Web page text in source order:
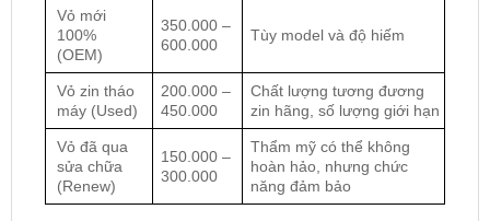
Vỏ mới
100%
(OEM)
350.000 –
600.000
Tùy model và độ hiếm
Vỏ zin tháo
máy (Used)
200.000 –
450.000
Chất lượng tương đương
zin hãng, số lượng giới hạn
Vỏ đã qua
sửa chữa
(Renew)
150.000 –
300.000
Thẩm mỹ có thể không
hoàn hảo, nhưng chức
năng đảm bảo